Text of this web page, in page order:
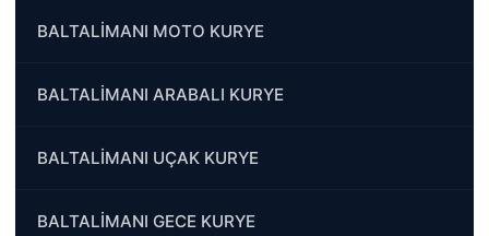
BALTALİMANI MOTO KURYE
BALTALİMANI ARABALI KURYE
BALTALİMANI UÇAK KURYE
BALTALİMANI GECE KURYE